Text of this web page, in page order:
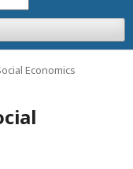
Economics